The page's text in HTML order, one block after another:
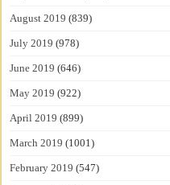
August 2019 (839)
July 2019 (978)
June 2019 (646)
May 2019 (922)
April 2019 (899)
March 2019 (1001)
February 2019 (547)